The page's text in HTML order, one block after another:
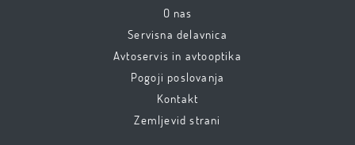
O nas
Servisna delavnica
Avtoservis in avtooptika
Pogoji poslovanja
Kontakt
Zemljevid strani